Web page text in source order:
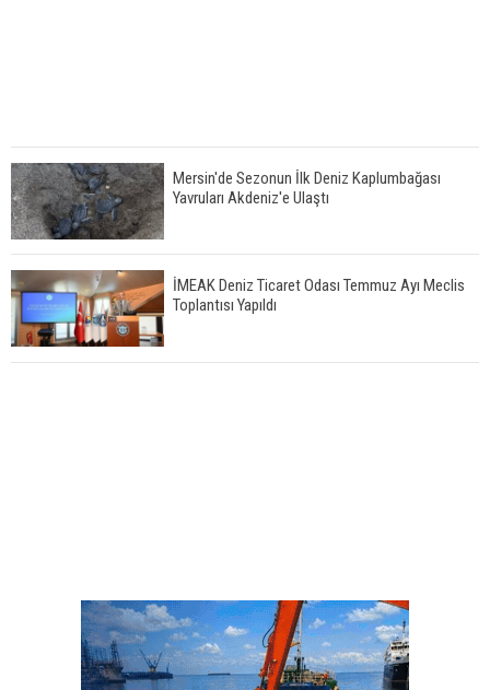
Mersin'de Sezonun İlk Deniz Kaplumbağası
Yavruları Akdeniz'e Ulaştı
İMEAK Deniz Ticaret Odası Temmuz Ayı Meclis
Toplantısı Yapıldı